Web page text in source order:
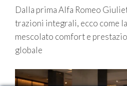
Dalla prima Alfa Romeo
trazioni integrali, ecco come
mescolato comfort e
globale